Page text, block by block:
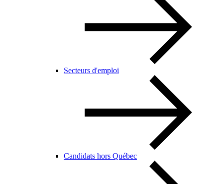
Secteurs d'emploi
Candidats hors Québec